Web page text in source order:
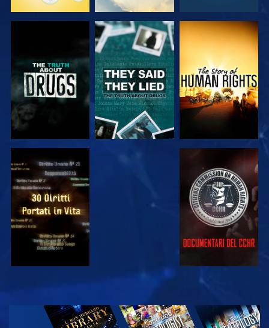
GUARDA GUARDA
GUARDA GUARDA
GUARDA
ESPLORA LE
SERIE